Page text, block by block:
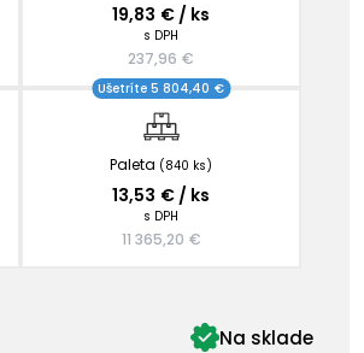
19,83 € / ks
s DPH
237,96 €
Paleta (840 ks)
Ušetríte 5 804,40 €
13,53 € / ks
s DPH
11 365,20 €
Na sklade